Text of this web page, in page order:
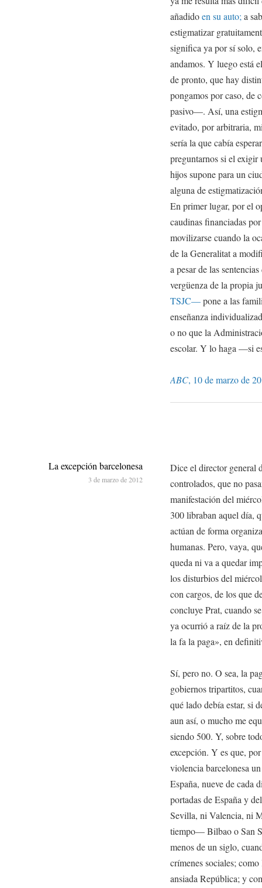
añadidoen su auto; a
estigmatizar
significa ya por sí solo,
andamos. Y luego está
de pronto, que hay
pongamos por caso, de
pasivo—. Así, una
evitado, por arbitraria,
sería la que cabía
preguntarnos si el exigir
hijos supone para un
alguna de
En primer lugar, por el
caudinas financiadas
movilizarse cuando la
de la Generalitat a
a pesar de las
vergüenza de la propia
TSJC—pone a las
enseñanza
o no que la
escolar. Y lo haga —si
ABC, 10 de marzo de
Dice el director general
controlados, que no
manifestación del
300 libraban aquel día,
actúan de forma
humanas. Pero, vaya,
queda ni va a quedar
los disturbios del
con cargos, de los que
concluye Prat, cuando
ya ocurrió a raíz de la
la fa la paga», en
Sí, pero no. O sea, la
gobiernos tripartitos,
qué lado debía estar, si
aun así, o mucho me
siendo 500. Y, sobre
excepción. Y es que,
violencia barcelonesa
España, nueve de cada
portadas de España y
Sevilla, ni Valencia, ni
tiempo— Bilbao o San
menos de un siglo,
crímenes sociales;
ansiada República; y
La excepción barcelonesa
3 de marzo de 2012